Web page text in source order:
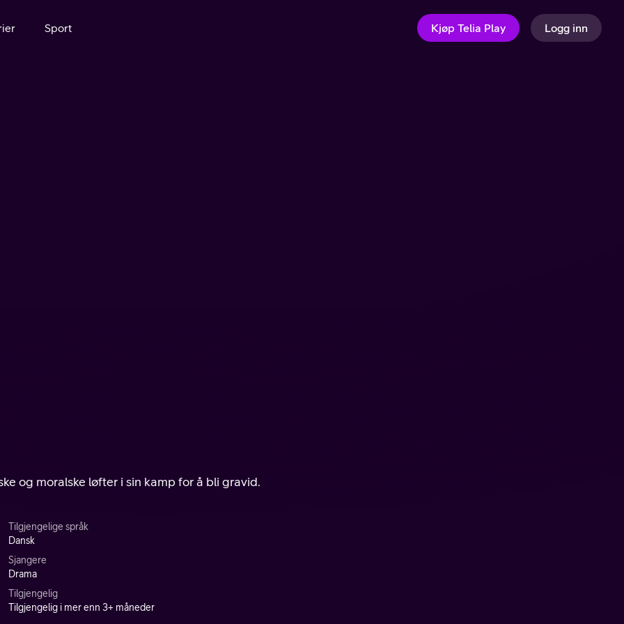
Sport Kjøp Telia Play Logg inn
og moralske løfter i sin kamp for å bli gravid.
Tilgjengelige språk
Dansk
Sjangere
Drama
Tilgjengelig
Tilgjengelig i mer enn 3+ måneder